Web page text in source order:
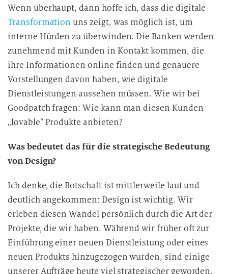
Wenn überhaupt, dann hoffe ich, dass die digitale
Transformation uns zeigt, was möglich ist, um
interne Hürden zu überwinden. Die Banken werden
zunehmend mit Kunden in Kontakt kommen, die
ihre Informationen online finden und genauere
Vorstellungen davon haben, wie digitale
Dienstleistungen aussehen müssen. Wie wir bei
Goodpatch fragen: Wie kann man diesen Kunden
„lovable“ Produkte anbieten?
Was bedeutet das für die strategische Bedeutung
von Design?
Ich denke, die Botschaft ist mittlerweile laut und
deutlich angekommen: Design ist wichtig. Wir
erleben diesen Wandel persönlich durch die Art der
Projekte, die wir haben. Während wir früher oft zur
Einführung einer neuen Dienstleistung oder eines
neuen Produkts hinzugezogen wurden, sind einige
unserer Aufträge heute viel strategischer geworden.